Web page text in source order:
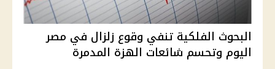
البحوث الفلكية تنفي وقوع زلزال في مصر
اليوم وتحسم شائعات الهزة المدمرة